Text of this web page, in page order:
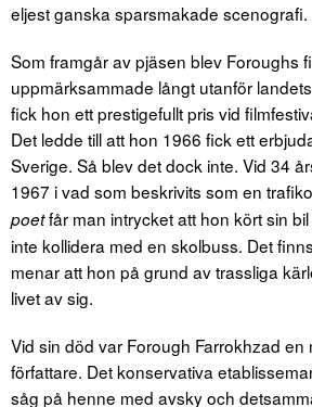
eljest ganska sparsmakade scenografi.
Som framgår av pjäsen blev Foroughs
uppmärksammade långt utanför
fick hon ett prestigefullt pris vid
Det ledde till att hon 1966 fick ett
Sverige. Så blev det dock inte. Vid 34
1967 i vad som beskrivits som en
poetfår man intrycket att hon kört sin
inte kollidera med en skolbuss. Det
menar att hon på grund av trassliga
livet av sig.
Vid sin död var Forough Farrokhzad en
författare. Det konservativa
såg på henne med avsky och